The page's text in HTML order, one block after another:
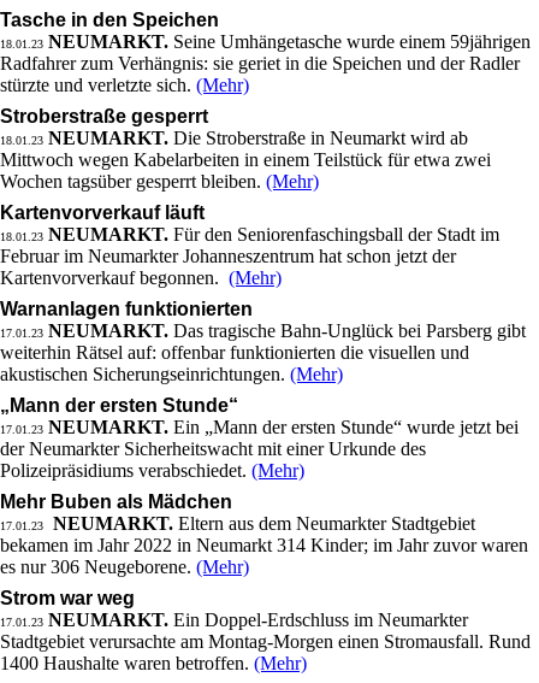
Tasche in den Speichen
18.01.23 NEUMARKT. Seine Umhängetasche wurde einem 59jährigen
Radfahrer zum Verhängnis: sie geriet in die Speichen und der Radler
stürzte und verletzte sich. (Mehr)
Stroberstraße gesperrt
18.01.23 NEUMARKT. Die Stroberstraße in Neumarkt wird ab
Mittwoch wegen Kabelarbeiten in einem Teilstück für etwa zwei
Wochen tagsüber gesperrt bleiben. (Mehr)
Kartenvorverkauf läuft
18.01.23 NEUMARKT. Für den Seniorenfaschingsball der Stadt im
Februar im Neumarkter Johanneszentrum hat schon jetzt der
Kartenvorverkauf begonnen. (Mehr)
Warnanlagen funktionierten
17.01.23 NEUMARKT. Das tragische Bahn-Unglück bei Parsberg gibt
weiterhin Rätsel auf: offenbar funktionierten die visuellen und
akustischen Sicherungseinrichtungen. (Mehr)
„Mann der ersten Stunde“
17.01.23 NEUMARKT. Ein „Mann der ersten Stunde“ wurde jetzt bei
der Neumarkter Sicherheitswacht mit einer Urkunde des
Polizeipräsidiums verabschiedet. (Mehr)
Mehr Buben als Mädchen
17.01.23 NEUMARKT. Eltern aus dem Neumarkter Stadtgebiet
bekamen im Jahr 2022 in Neumarkt 314 Kinder; im Jahr zuvor waren
es nur 306 Neugeborene. (Mehr)
Strom war weg
17.01.23 NEUMARKT. Ein Doppel-Erdschluss im Neumarkter
Stadtgebiet verursachte am Montag-Morgen einen Stromausfall. Rund
1400 Haushalte waren betroffen. (Mehr)